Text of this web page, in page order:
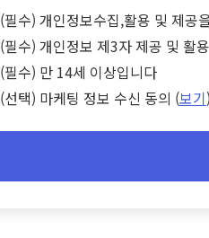
(필수) 개인정보수집,활용 및 제공
(필수) 개인정보 제3자 제공 및 활
(필수) 만 14세 이상입니다
(선택) 마케팅 정보 수신 동의 (보기)